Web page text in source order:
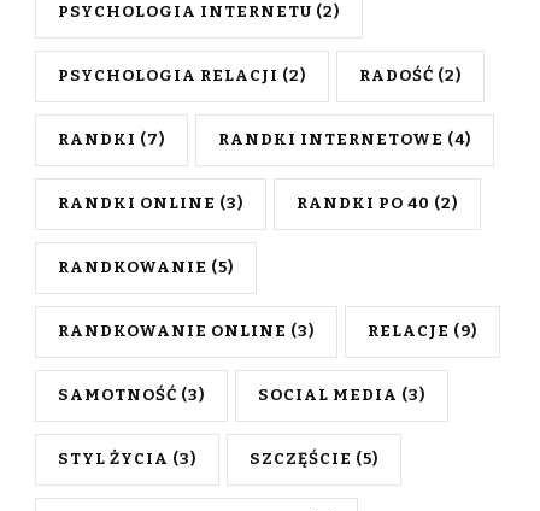
PSYCHOLOGIA INTERNETU (2)
PSYCHOLOGIA RELACJI (2) RADOŚĆ (2)
RANDKI (7) RANDKI INTERNETOWE (4)
RANDKI ONLINE (3) RANDKI PO 40 (2)
RANDKOWANIE (5)
RANDKOWANIE ONLINE (3) RELACJE (9)
SAMOTNOŚĆ (3) SOCIAL MEDIA (3)
STYL ŻYCIA (3) SZCZĘŚCIE (5)